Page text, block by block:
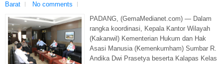
Barat
No comments
PADANG, (GemaMedianet.com) — Dalam
rangka koordinasi, Kepala Kantor Wilayah
(Kakanwil) Kementerian Hukum dan Hak
Asasi Manusia (Kemenkumham) Sumbar R.
Andika Dwi Prasetya beserta Kalapas Kelas